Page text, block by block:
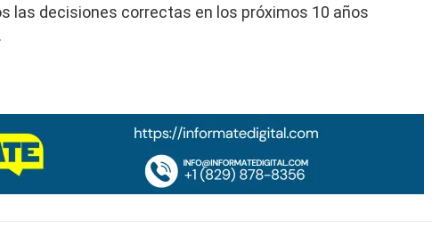
las decisiones correctas en los próximos 10 años